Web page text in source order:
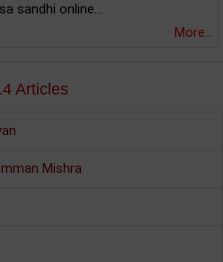
sandhi online...
More...
Articles
Mishra